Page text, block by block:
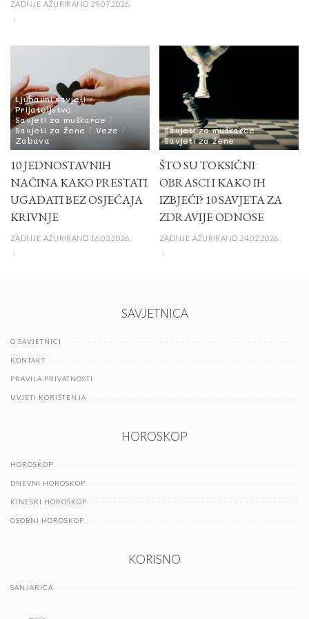
ZADNJE AŽURIRANO 29.07.2026.
Ljubavni savjeti
Prijateljstvo
Savjeti za muškarce
Savjeti za žene
Veze
Zabava
10 JEDNOSTAVNIH
NAČINA KAKO PRESTATI
UGAĐATI BEZ OSJEĆAJA
KRIVNJE
ZADNJE AŽURIRANO 16.03.2026.
Savjeti za muškarce
Savjeti za žene
ŠTO SU TOKSIČNI
OBRASCI I KAKO IH
IZBJEĆI? 10 SAVJETA ZA
ZDRAVIJE ODNOSE
ZADNJE AŽURIRANO 24.02.2026.
SAVJETNICA
O SAVJETNICI
KONTAKT
PRAVILA PRIVATNOSTI
UVJETI KORIŠTENJA
HOROSKOP
HOROSKOP
DNEVNI HOROSKOP
KINESKI HOROSKOP
OSOBNI HOROSKOP
KORISNO
SANJARICA